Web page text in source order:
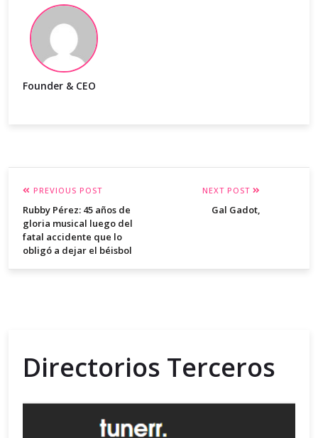
Founder & CEO
PREVIOUS POST
Rubby Pérez: 45 años de
gloria musical luego del
fatal accidente que lo
obligó a dejar el béisbol
NEXT POST
Gal Gadot,
Directorios Terceros